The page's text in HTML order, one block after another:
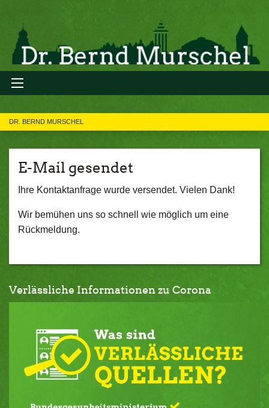
DR. BERND MURSCHEL
E-Mail gesendet
Ihre Kontaktanfrage wurde versendet. Vielen Dank!
Wir bemühen uns so schnell wie möglich um eine
Rückmeldung.
Verlässliche Informationen zu Corona